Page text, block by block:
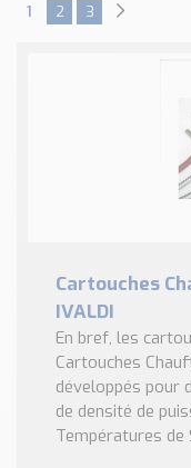
1 2 3
Cartouches
IVALDI
En bref, les
Cartouches
développés pour
de densité de
Températures de